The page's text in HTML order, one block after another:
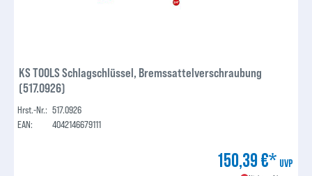
KS TOOLS Schlagschlüssel, Bremssattelverschraubung
(517.0926)
Hrst.-Nr.: 517.0926
EAN:
4042146679111
150,39 €* UVP